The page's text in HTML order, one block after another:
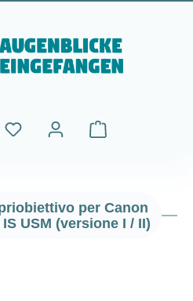
Il carrello
per Canon
USM (versione I / II)